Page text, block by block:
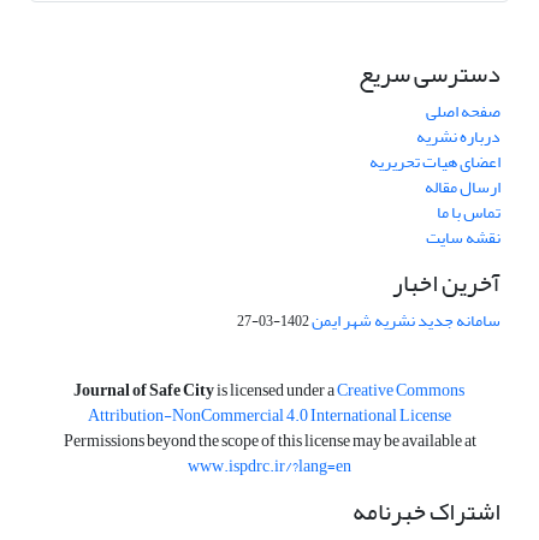
دسترسی سریع
صفحه اصلی
درباره نشریه
اعضای هیات تحریریه
ارسال مقاله
تماس با ما
نقشه سایت
آخرین اخبار
سامانه جدید نشریه شهر ایمن1402-03-27
Journal of Safe City
is licensed under aCreative Commons
Attribution-NonCommercial 4.0 International License
Permissions beyond the scope of this license may be available at
www.ispdrc.ir/?lang=en
اشتراک خبرنامه